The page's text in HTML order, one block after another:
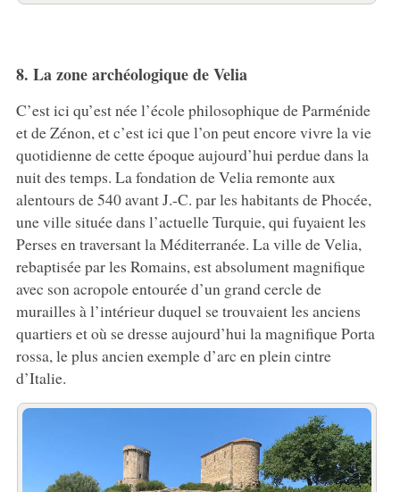
8. La zone archéologique de Velia
C’est ici qu’est née l’école philosophique de Parménide
et de Zénon, et c’est ici que l’on peut encore vivre la vie
quotidienne de cette époque aujourd’hui perdue dans la
nuit des temps. La fondation de Velia remonte aux
alentours de 540 avant J.-C. par les habitants de Phocée,
une ville située dans l’actuelle Turquie, qui fuyaient les
Perses en traversant la Méditerranée. La ville de Velia,
rebaptisée par les Romains, est absolument magnifique
avec son acropole entourée d’un grand cercle de
murailles à l’intérieur duquel se trouvaient les anciens
quartiers et où se dresse aujourd’hui la magnifique Porta
rossa, le plus ancien exemple d’arc en plein cintre
d’Italie.